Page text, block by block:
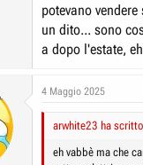
potevano
un dito... sono
a dopo l'estate,
4 Maggio 2025
arwhite23 ha
eh vabbè ma che